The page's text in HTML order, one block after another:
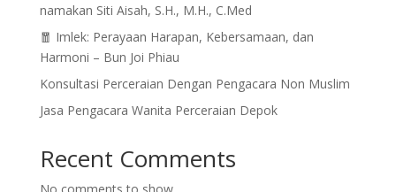
namakan Siti Aisah, S.H., M.H., C.Med
🧧 Imlek: Perayaan Harapan, Kebersamaan, dan
Harmoni – Bun Joi Phiau
Konsultasi Perceraian Dengan Pengacara Non Muslim
Jasa Pengacara Wanita Perceraian Depok
Recent Comments